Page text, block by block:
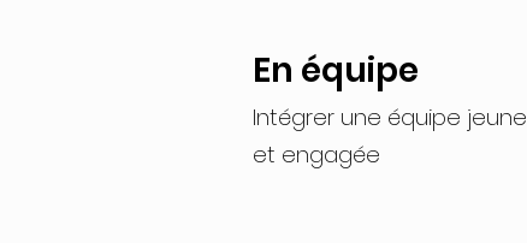
En équipe
Intégrer une équipe jeune
et engagée